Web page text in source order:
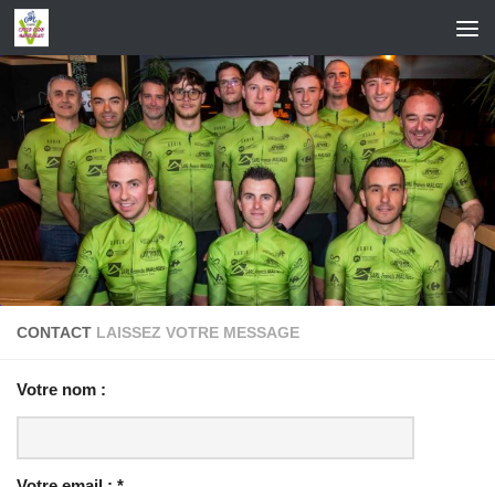
Skip to content
CONTACT LAISSEZ VOTRE MESSAGE
Votre nom :